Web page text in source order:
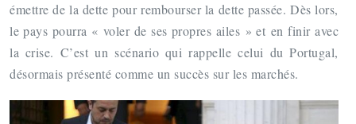
émettre de la dette pour rembourser la dette passée. Dès lors,
le pays pourra « voler de ses propres ailes » et en finir avec
la crise. C’est un scénario qui rappelle celui du Portugal,
désormais présenté comme un succès sur les marchés.